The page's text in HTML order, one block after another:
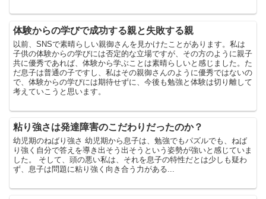
体験からの学びで成功する親と失敗する親
以前、SNSで素晴らしい親御さんを見かけたことがあります。私は
子供の体験からの学びには否定的な立場ですが、その方のように親子
共に優秀であれば、体験から学ぶことは素晴らしいと感じました。た
だ息子は普通の子ですし、私はその親御さんのように優秀ではないの
で、体験からの学びには期待せずに、今後も勉強と体験は切り離して
考えていこうと思います。
粘り強さは発達障害のこだわりだったのか？
幼児期のねばり強さ 幼児期から息子は、勉強でもパズルでも、ねば
り強く自分で答えを導き出そう出そうという姿勢が強いと感じていま
した。 そして、頭の悪い私は、それを息子の特性だとは少しも疑わ
ず、息子は問題に粘り強く向き合う力がある...